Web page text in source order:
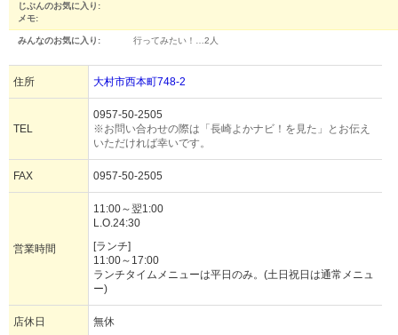
じぶんのお気に入り:
メモ:
みんなのお気に入り: 行ってみたい！… 2人
住所 大村市西本町748-2
TEL
0957-50-2505
※お問い合わせの際は「長崎よかナビ！を見た」とお伝え
いただければ幸いです。
FAX 0957-50-2505
営業時間
11:00～翌1:00
L.O.24:30
[ランチ]
11:00～17:00
ランチタイムメニューは平日のみ。(土日祝日は通常メニュ
ー)
店休日 無休